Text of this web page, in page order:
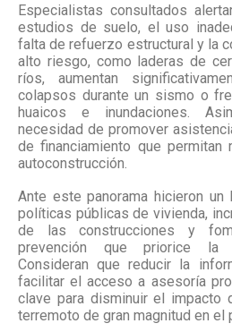
Especialistas consultados
estudios de suelo, el uso
falta de refuerzo estructural y la
alto riesgo, como laderas de
ríos, aumentan
colapsos durante un sismo o
huaicos e inundaciones.
necesidad de promover
de financiamiento que permitan
autoconstrucción.
Ante este panorama hicieron
políticas públicas de vivienda,
de las construcciones y
prevención que priorice la
Consideran que reducir la
facilitar el acceso a asesoría
clave para disminuir el impacto
terremoto de gran magnitud en el